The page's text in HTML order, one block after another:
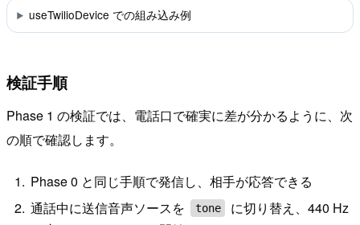
useTwilioDevice での組み込み例
検証手順
Phase 1 の検証では、電話口で確実に差が分かるように、次
の順で確認します。
Phase 0 と同じ手順で発信し、相手が応答できる
通話中に送信音声ソースを
tone
に切り替え、440 Hz